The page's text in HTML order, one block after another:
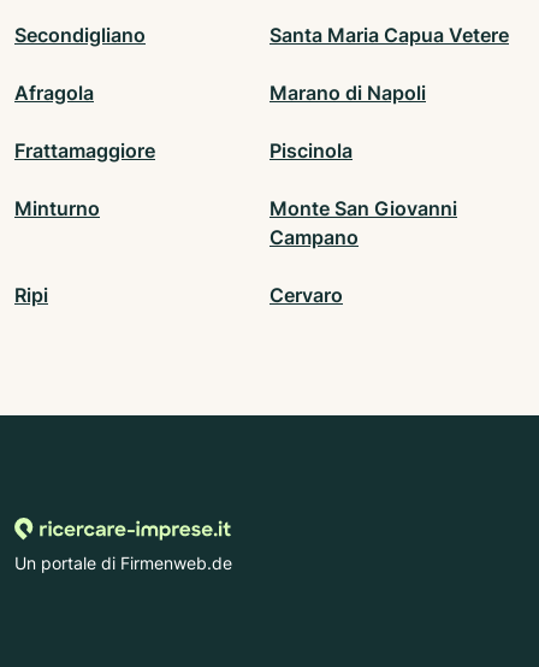
Secondigliano Santa Maria Capua Vetere
Afragola Marano di Napoli
Frattamaggiore Piscinola
Minturno
Monte San Giovanni
Campano
Ripi Cervaro
Un portale di Firmenweb.de